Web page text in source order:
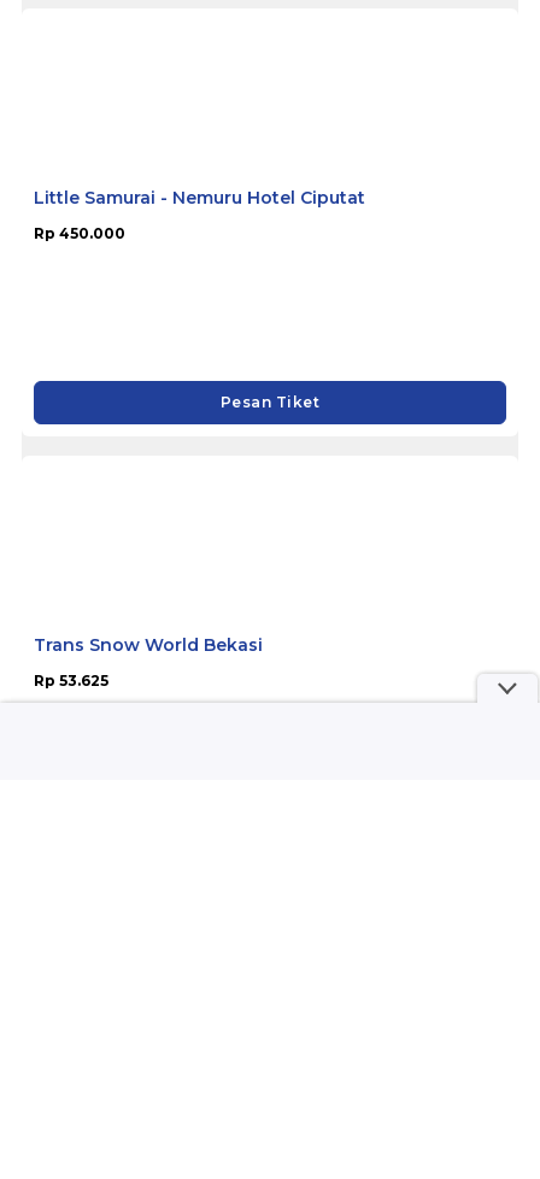
Little Samurai - Nemuru Hotel Ciputat
Rp 450.000
Pesan Tiket
Trans Snow World Bekasi
Rp 53.625